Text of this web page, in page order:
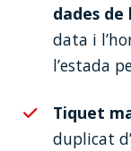
dades de
data i
l’estada
Tiquet
duplicat